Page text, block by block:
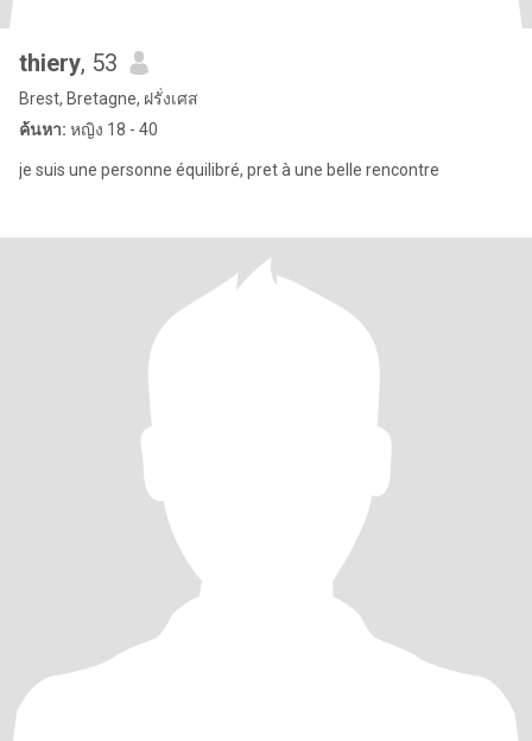
thiery, 53
Brest, Bretagne, ฝรั่งเศส
ค้นหา: หญิง 18 - 40
je suis une personne équilibré, pret à une belle rencontre